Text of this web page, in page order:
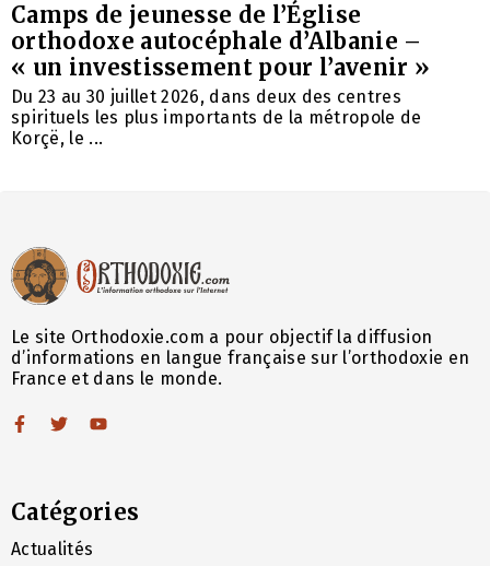
Camps de jeunesse de l’Église
orthodoxe autocéphale d’Albanie –
« un investissement pour l’avenir »
Du 23 au 30 juillet 2026, dans deux des centres
spirituels les plus importants de la métropole de
Korçë, le ...
Le site Orthodoxie.com a pour objectif la diffusion
d’informations en langue française sur l’orthodoxie en
France et dans le monde.
Catégories
Actualités